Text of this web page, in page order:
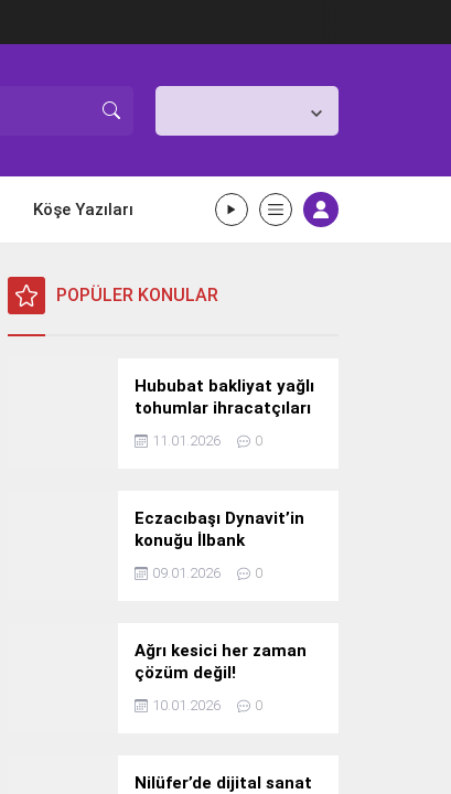
Köşe Yazıları
POPÜLER KONULAR
Hububat bakliyat yağlı
tohumlar ihracatçıları
Güney Kore yolcusu
11.01.2026 0
Eczacıbaşı Dynavit’in
konuğu İlbank
09.01.2026 0
Ağrı kesici her zaman
çözüm değil!
10.01.2026 0
Nilüfer’de dijital sanat